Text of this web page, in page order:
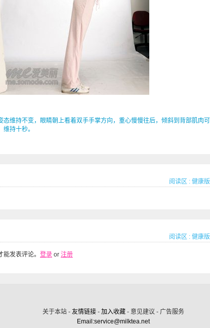
持不变，眼睛朝上看着双手手掌方向，重心慢慢往后，倾斜到背部肌肉可
持十秒。
阅读区 : 健康版
阅读区 : 健康版
发表评论。 登录 or 注册
关于本站 - 友情链接 - 加入收藏 - 意见建议 - 广告服务
Email:service@milktea.net